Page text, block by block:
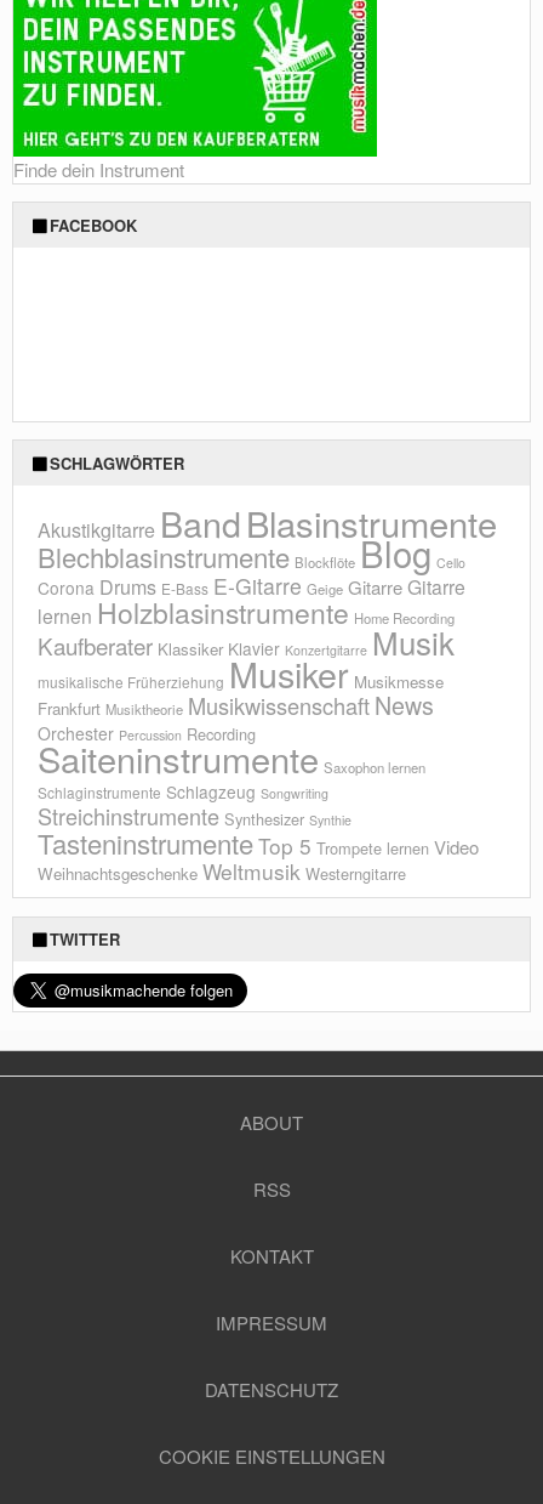
Finde dein Instrument
FACEBOOK
SCHLAGWÖRTER
Akustikgitarre BandBlasinstrumente
Blechblasinstrumente Blockflöte Blog Cello
Corona Drums E-Bass E-Gitarre Geige GitarreGitarre
lernen Holzblasinstrumente Home Recording
Kaufberater Klassiker Klavier Konzertgitarre Musik
musikalische Früherziehung Musiker Musikmesse
Frankfurt Musiktheorie MusikwissenschaftNews
Orchester Percussion Recording
Saiteninstrumente Saxophon lernen
Schlaginstrumente Schlagzeug Songwriting
Streichinstrumente Synthesizer Synthie
TasteninstrumenteTop 5 Trompete lernen Video
Weihnachtsgeschenke Weltmusik Westerngitarre
TWITTER
ABOUT
RSS
KONTAKT
IMPRESSUM
DATENSCHUTZ
COOKIE EINSTELLUNGEN